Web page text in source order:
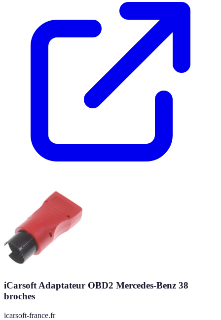
iCarsoft Adaptateur OBD2 Mercedes-Benz 38
broches
icarsoft-france.fr